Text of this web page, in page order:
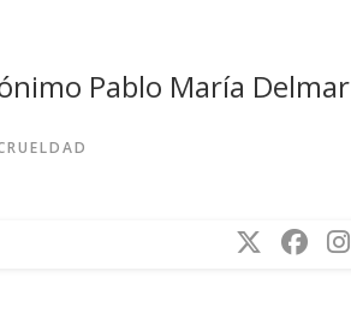
Pablo María Delmar